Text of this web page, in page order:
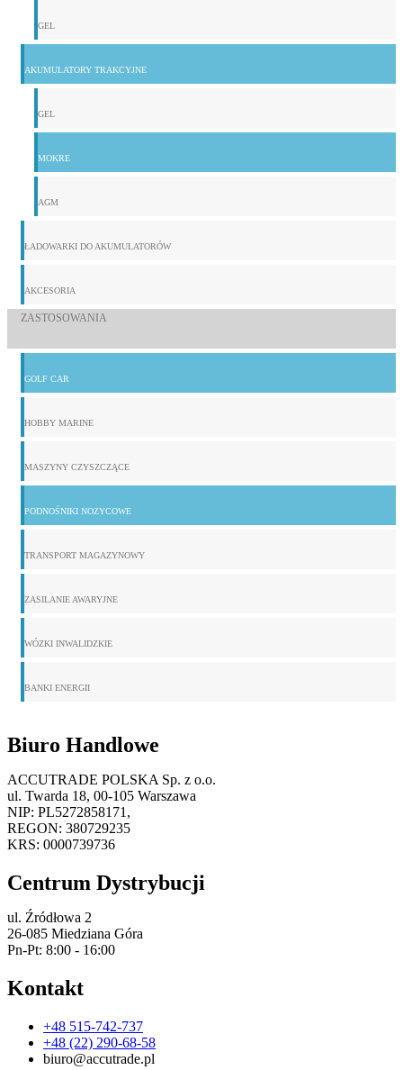
GEL
AKUMULATORY TRAKCYJNE
GEL
MOKRE
AGM
ŁADOWARKI DO AKUMULATORÓW
AKCESORIA
ZASTOSOWANIA
GOLF CAR
HOBBY MARINE
MASZYNY CZYSZCZĄCE
PODNOŚNIKI NOZYCOWE
TRANSPORT MAGAZYNOWY
ZASILANIE AWARYJNE
WÓZKI INWALIDZKIE
BANKI ENERGII
Biuro Handlowe
ACCUTRADE POLSKA Sp. z o.o.
ul. Twarda 18, 00-105 Warszawa
NIP: PL5272858171,
REGON: 380729235
KRS: 0000739736
Centrum Dystrybucji
ul. Źródłowa 2
26-085 Miedziana Góra
Pn-Pt: 8:00 - 16:00
Kontakt
+48 515-742-737
+48 (22) 290-68-58
biuro@accutrade.pl